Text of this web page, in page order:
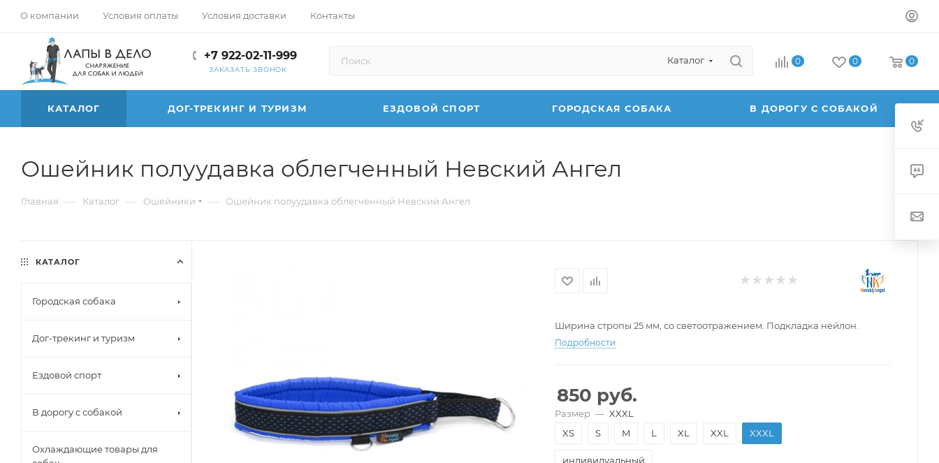
О компании Условия оплаты Условия доставки Контакты
+7 922-02-11-999
ЗАКАЗАТЬ ЗВОНОК
Каталог 0 0 0
КАТАЛОГ ДОГ-ТРЕКИНГ И ТУРИЗМ ЕЗДОВОЙ СПОРТ ГОРОДСКАЯ СОБАКА В ДОРОГУ С СОБАКОЙ
Ошейник полуудавка облегченный Невский Ангел
Главная — Каталог — Ошейники — Ошейник полуудавка облегченный Невский Ангел
Ширина стропы 25 мм, со светоотражением. Подкладка нейлон.
Подробности
850 руб.
Размер — XXXL
XS
S M L XL XXL XXXL
индивидуальный
КАТАЛОГ
Городская собака
Дог-трекинг и туризм
Ездовой спорт
В дорогу с собакой
Охлаждающие товары для